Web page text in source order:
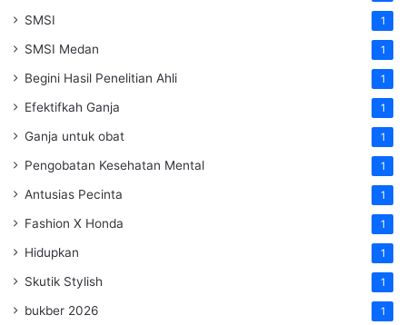
SMSI 1
SMSI Medan 1
Begini Hasil Penelitian Ahli 1
Efektifkah Ganja 1
Ganja untuk obat 1
Pengobatan Kesehatan Mental 1
Antusias Pecinta 1
Fashion X Honda 1
Hidupkan 1
Skutik Stylish 1
bukber 2026 1